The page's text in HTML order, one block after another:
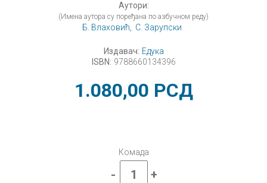
Аутори:
(Имена аутора су поређана по азбучном реду)
Б. Влаховић, С. Зарупски
Издавач: Едука
ISBN: 9788660134396
1.080,00 РСД
Комада
-
Математика+